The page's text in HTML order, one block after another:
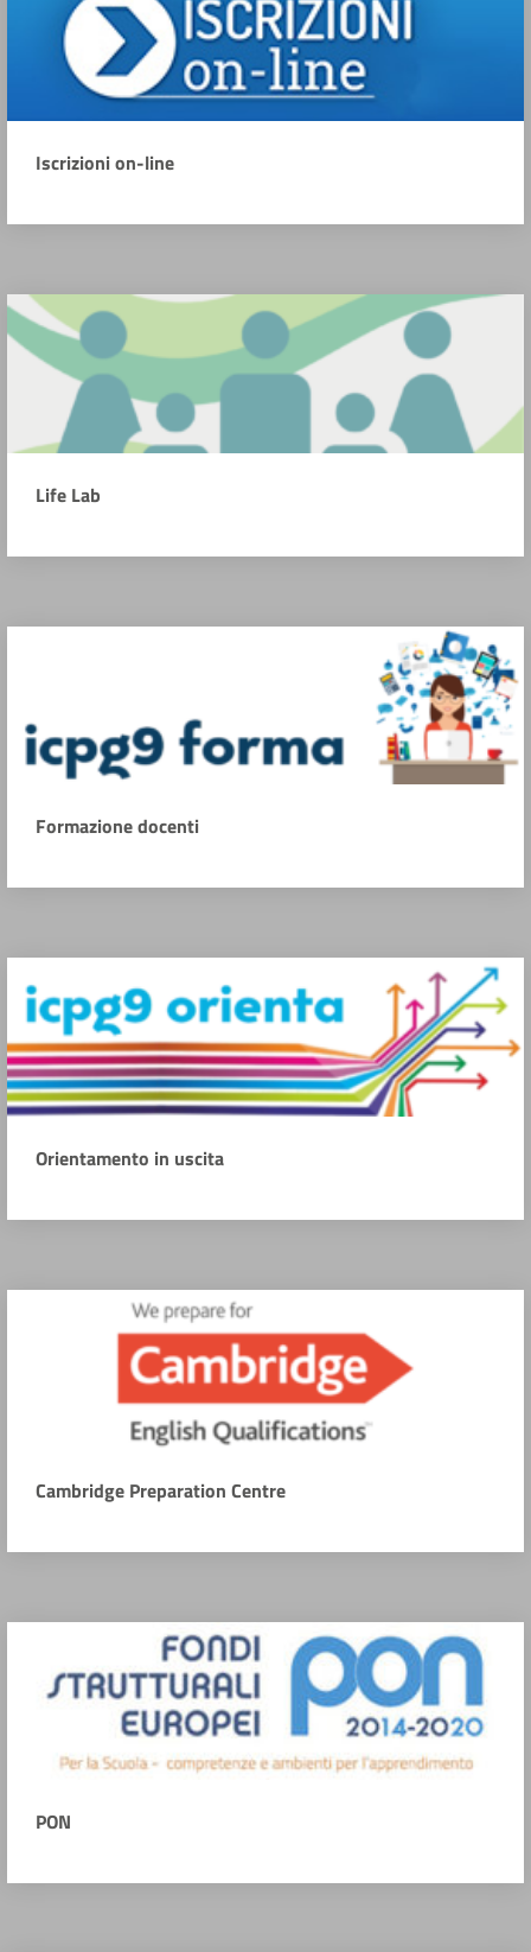
Iscrizioni on-line
Life Lab
Formazione docenti
Orientamento in uscita
Cambridge Preparation Centre
PON